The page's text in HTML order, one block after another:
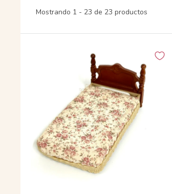
Mostrando 1 - 23 de 23 productos